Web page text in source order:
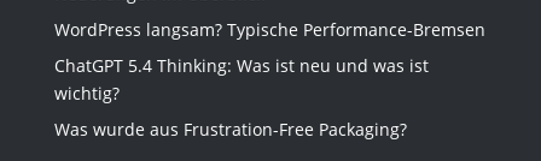
WordPress langsam? Typische Performance-Bremsen
ChatGPT 5.4 Thinking: Was ist neu und was ist
wichtig?
Was wurde aus Frustration-Free Packaging?